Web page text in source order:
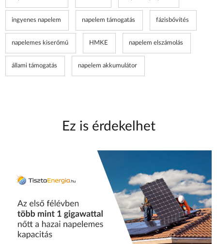
ingyenes napelem napelem támogatás fázisbővítés
napelemes kiserőmű HMKE napelem elszámolás
állami támogatás napelem akkumulátor
Ez is érdekelhet